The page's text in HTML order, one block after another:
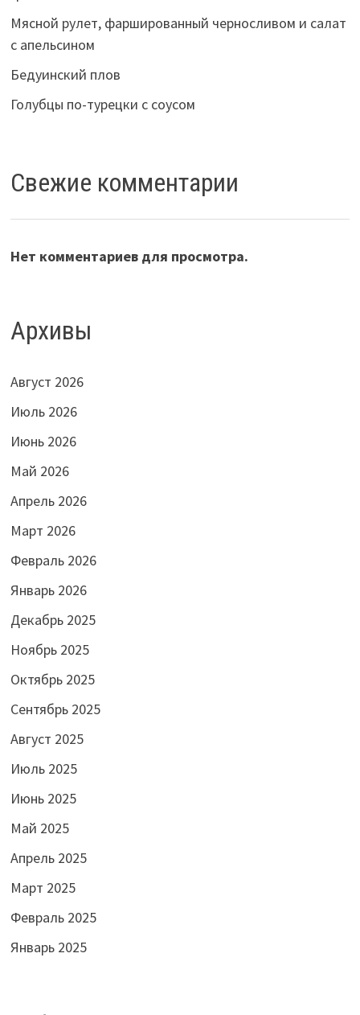
Мясной рулет, фаршированный черносливом и салат
с апельсином
Бедуинский плов
Голубцы по-турецки с соусом
Свежие комментарии
Нет комментариев для просмотра.
Архивы
Август 2026
Июль 2026
Июнь 2026
Май 2026
Апрель 2026
Март 2026
Февраль 2026
Январь 2026
Декабрь 2025
Ноябрь 2025
Октябрь 2025
Сентябрь 2025
Август 2025
Июль 2025
Июнь 2025
Май 2025
Апрель 2025
Март 2025
Февраль 2025
Январь 2025